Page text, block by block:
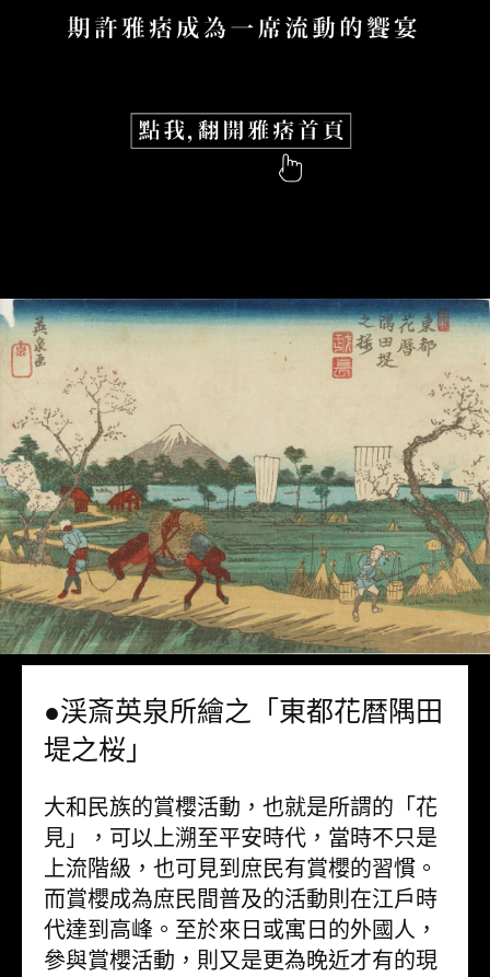
●渓斎英泉所繪之「東都花暦隅田
堤之桜」
大和民族的賞櫻活動，也就是所謂的「花
見」，可以上溯至平安時代，當時不只是
上流階級，也可見到庶民有賞櫻的習慣。
而賞櫻成為庶民間普及的活動則在江戶時
代達到高峰。至於來日或寓日的外國人，
參與賞櫻活動，則又是更為晚近才有的現